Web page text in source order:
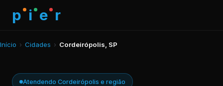
p i e r
Início › Cidades › Cordeirópolis, SP
Atendendo Cordeirópolis e região